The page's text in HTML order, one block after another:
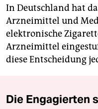
In Deutschland hat
Arzneimittel und
elektronische
Arzneimittel
diese Entscheidung
Die Engagierten